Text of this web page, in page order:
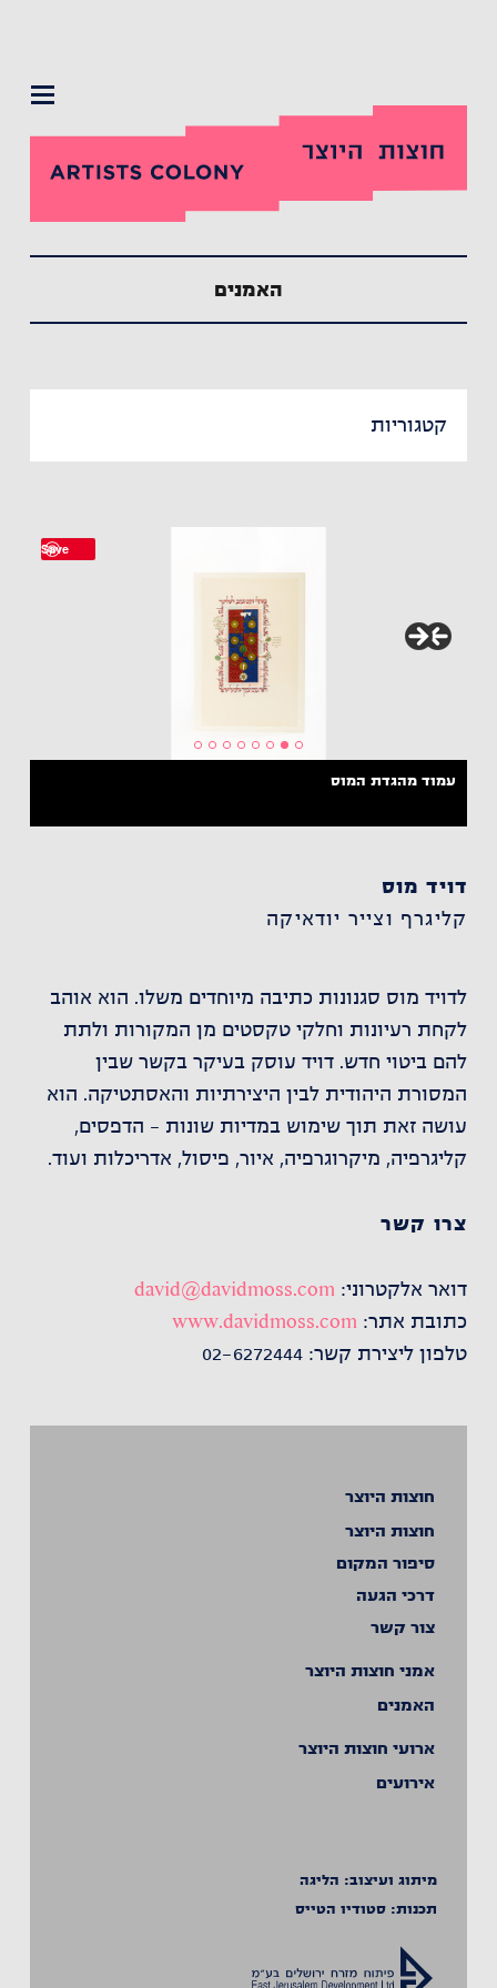
תפריט
האמנים
קטגוריות
עמוד מהגדת המוס
דויד מוס
קליגרף וצייר יודאיקה
לדויד מוס סגנונות כתיבה מיוחדים משלו. הוא אוהב
לקחת רעיונות וחלקי טקסטים מן המקורות ולתת
להם ביטוי חדש. דויד עוסק בעיקר בקשר שבין
המסורת היהודית לבין היצירתיות והאסתטיקה. הוא
עושה זאת תוך שימוש במדיות שונות – הדפסים,
קליגרפיה, מיקרוגרפיה, איור, פיסול, אדריכלות ועוד.
צרו קשר
דואר אלקטרוני: david@davidmoss.com
כתובת אתר: www.davidmoss.com
טלפון ליצירת קשר: 02-6272444
חוצות היוצר
חוצות היוצר
סיפור המקום
דרכי הגעה
צור קשר
אמני חוצות היוצר
האמנים
ארועי חוצות היוצר
אירועים
מיתוג ועיצוב: הליגה
תכנות: סטודיו הטייס
Save